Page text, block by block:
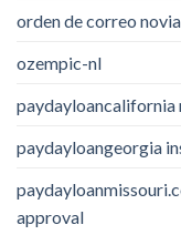
orden de correo
ozempic-nl
paydayloancalifornia
paydayloangeorgia
approval